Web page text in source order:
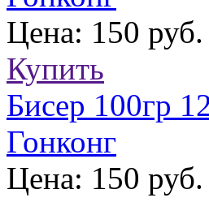
Цена: 150 руб.
Купить
Бисер 100гр
Гонконг
Цена: 150 руб.